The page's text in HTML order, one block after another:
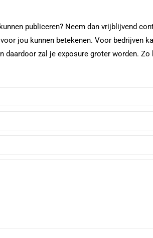
publiceren? Neem dan vrijblijvend
jou kunnen betekenen. Voor bedrijven
daardoor zal je exposure groter worden.